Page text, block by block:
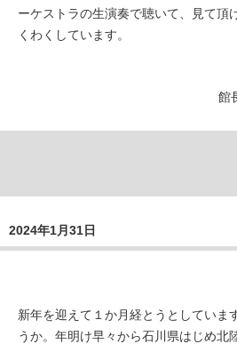
ーケストラの生演奏で聴いて、見て頂
くわくしています。
館
2024年1月31日
新年を迎えて１か月経とうとしていま
うか。年明け早々から石川県はじめ北